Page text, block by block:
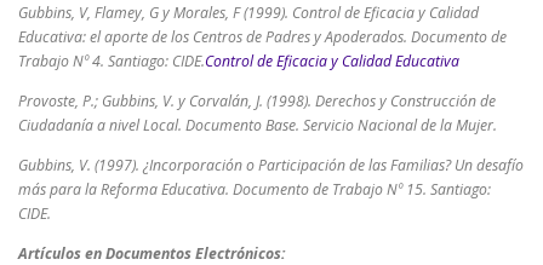
Gubbins, V, Flamey, G y Morales, F (1999). Control de Eficacia y Calidad
Educativa: el aporte de los Centros de Padres y Apoderados. Documento de
Trabajo Nº 4. Santiago: CIDE.Control de Eficacia y Calidad Educativa
Provoste, P.; Gubbins, V. y Corvalán, J. (1998). Derechos y Construcción de
Ciudadanía a nivel Local. Documento Base. Servicio Nacional de la Mujer.
Gubbins, V. (1997). ¿Incorporación o Participación de las Familias? Un desafío
más para la Reforma Educativa. Documento de Trabajo Nº 15. Santiago:
CIDE.
Artículos en Documentos Electrónicos: